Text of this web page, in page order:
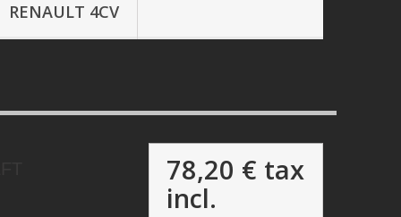
RENAULT 4CV
78,20 € tax
incl.